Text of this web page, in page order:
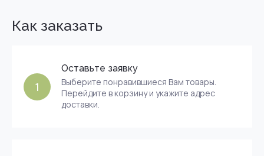
Как заказать
1
Оставьте заявку
Выберите понравившиеся Вам товары.
Перейдите в корзину и укажите адрес
доставки.